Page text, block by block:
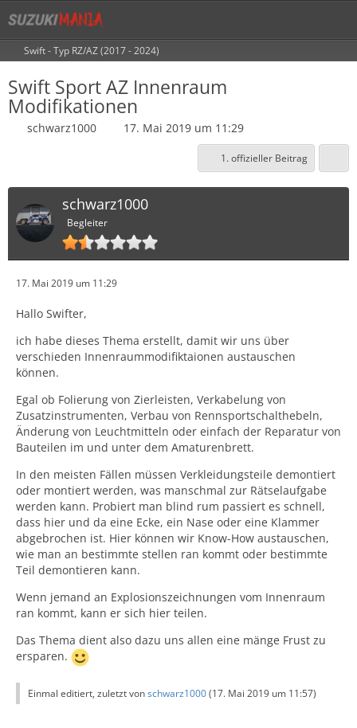
Swift - Typ RZ/AZ (2017 - 2024)
Swift Sport AZ Innenraum
Modifikationen
schwarz1000 17. Mai 2019 um 11:29
1. offizieller Beitrag
schwarz1000
Begleiter
17. Mai 2019 um 11:29
Hallo Swifter,
ich habe dieses Thema erstellt, damit wir uns über
verschieden Innenraummodifiktaionen austauschen
können.
Egal ob Folierung von Zierleisten, Verkabelung von
Zusatzinstrumenten, Verbau von Rennsportschalthebeln,
Änderung von Leuchtmitteln oder einfach der Reparatur von
Bauteilen im und unter dem Amaturenbrett.
In den meisten Fällen müssen Verkleidungsteile demontiert
oder montiert werden, was manschmal zur Rätselaufgabe
werden kann. Probiert man blind rum passiert es schnell,
dass hier und da eine Ecke, ein Nase oder eine Klammer
abgebrochen ist. Hier können wir Know-How austauschen,
wie man an bestimmte stellen ran kommt oder bestimmte
Teil demontieren kann.
Wenn jemand an Explosionszeichnungen vom Innenraum
ran kommt, kann er sich hier teilen.
Das Thema dient also dazu uns allen eine mänge Frust zu
ersparen.
Einmal editiert, zuletzt vonschwarz1000(17. Mai 2019 um 11:57)